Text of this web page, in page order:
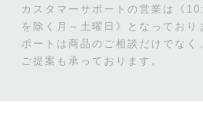
カスタマーサポートの営業は《
を除く月～土曜日》となっており
ポートは商品のご相談だけでなく
ご提案も承っております。